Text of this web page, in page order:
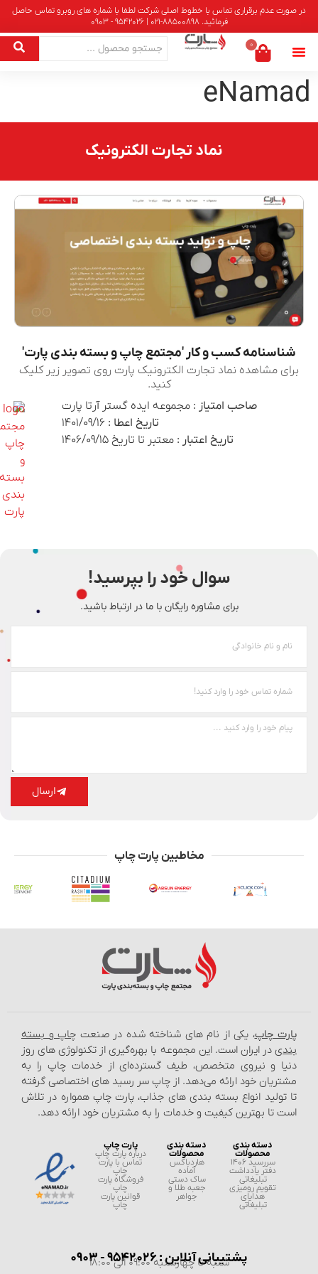
در صورت عدم برقراری تماس با خطوط اصلی شرکت لطفا با شماره های روبرو تماس حاصل
فرمائید. 88500898-021 | 9542026 - 0903
0
eNamad
نماد تجارت الکترونیک
شناسنامه کسب و کار 'مجتمع چاپ و بسته بندی پارت'
برای مشاهده نماد تجارت الکترونیک پارت روی تصویر زیر کلیک
کنید.
صاحب امتیاز : مجموعه ایده گستر آرتا پارت
تاریخ اعطا :
تاریخ اعتبار : معتبر تا تاریخ ۱۴۰۶/۰۹/۱۵
سوال خود را بپرسید!
برای مشاوره رایگان با ما در ارتباط باشید.
ارسال
مخاطبین پارت چاپ
پارت چاپ، یکی از نام‌ های شناخته شده در صنعتچاپ و بسته‌
بندیدر ایران است. این مجموعه با بهره‌گیری از تکنولوژی‌ های روز
دنیا و نیروی متخصص، طیف گسترده‌ای از خدمات چاپ را به
مشتریان خود ارائه می‌دهد. از چاپ سر رسید های اختصاصی گرفته
تا تولید انواع بسته‌ بندی‌ های جذاب، پارت چاپ همواره در تلاش
است تا بهترین کیفیت و خدمات را به مشتریان خود ارائه دهد.
دسته بندی
محصولات
سررسید 1406
دفتر یادداشت
تبلیغاتی
تقویم رومیزی
هدایای
تبلیغاتی
دسته بندی
محصولات
هاردباکس
آماده
ساک دستی
جعبه طلا و
جواهر
پارت چاپ
درباره پارت چاپ
تماس با پارت
چاپ
فروشگاه پارت
چاپ
قوانین پارت
چاپ
پشتیبانی آنلاین : 9542026 - 0903
شنبه تا چهارشنبه 09:00 الی 18:00